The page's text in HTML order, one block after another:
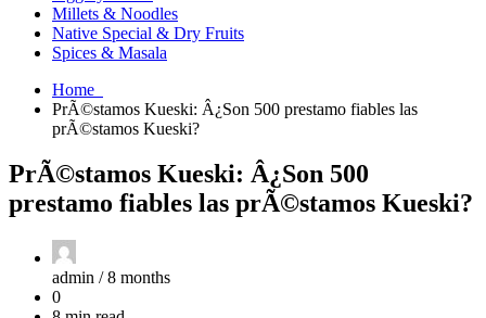
Millets & Noodles
Native Special & Dry Fruits
Spices & Masala
Home
PrÃ©stamos Kueski: Â¿Son 500 prestamo fiables las
prÃ©stamos Kueski?
PrÃ©stamos Kueski: Â¿Son 500
prestamo fiables las prÃ©stamos Kueski?
admin /8 months
0